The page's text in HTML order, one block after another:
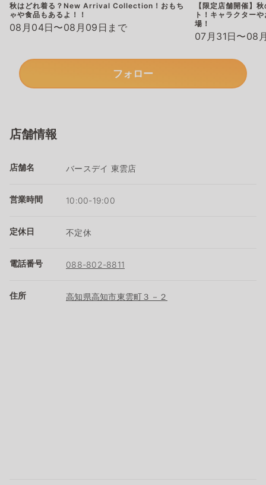
秋はどれ着る？New Arrival Collection！おもち
ゃや食品もあるよ！！
08月04日〜08月09日まで
【限定店舗開催】
ト！キャラクター
場！
07月31日〜08
フォロー
店舗情報
店舗名 バースデイ 東雲店
営業時間 10:00-19:00
定休日 不定休
電話番号 088-802-8811
住所 高知県高知市東雲町３－２